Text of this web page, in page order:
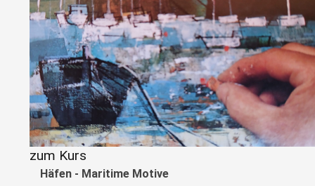
zum Kurs
Häfen - Maritime Motive